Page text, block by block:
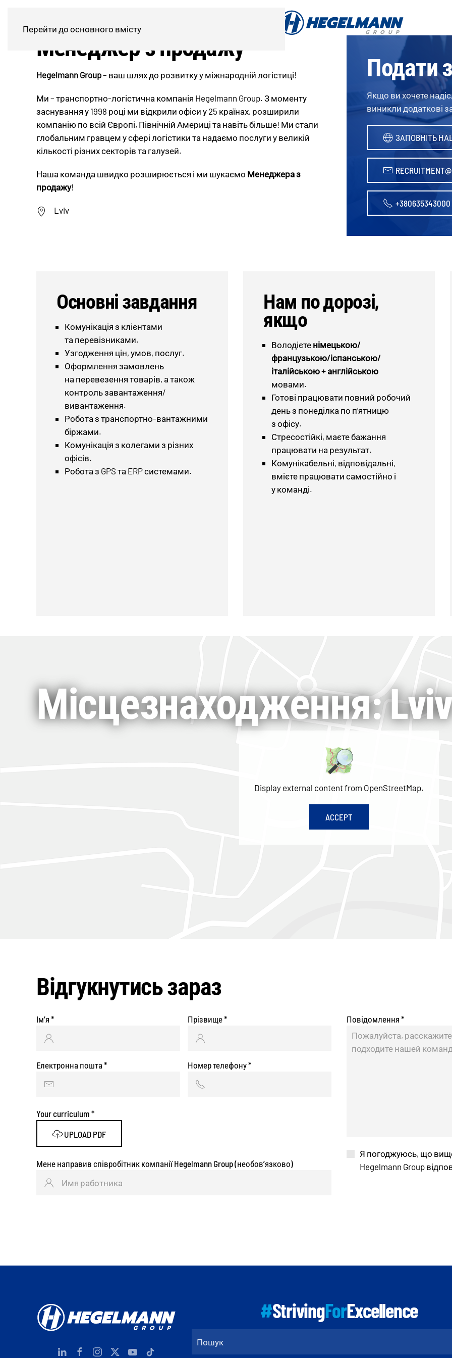
Перейти до основного вмісту
Менеджер з продажу
Hegelmann Group– ваш шлях до розвитку у міжнародній логістиці!
Ми – транспортно-логістична компанія Hegelmann Group. З моменту
заснування у 1998 році ми відкрили офіси у 25 країнах, розширили
компанію по всій Європі, Північній Америці та навіть більше! Ми стали
глобальним гравцем у сфері логістики та надаємо послуги у великій
кількості різних секторів та галузей.
Наша команда швидко розширюється і ми шукаємо Менеджера з
продажу!
Lviv
Подати
Якщо ви хочете
виникли додаткові
ЗАПОВНІТЬ
+380635343000
Основні завдання
Комунікація з клієнтами
та перевізниками.
Узгодження цін, умов, послуг.
Оформлення замовлень
на перевезення товарів, а також
контроль завантаження/
вивантаження.
Робота з транспортно-вантажними
біржами.
Комунікація з колегами з різних
офісів.
Робота з GPS та ERP системами.
Нам по дорозі,
якщо
Володієте німецькою/
французькою/іспанською/
італійською + англійською
мовами.
Готові працювати повний робочий
день з понеділка по п’ятницю
з офісу.
Стресостійкі, маєте бажання
працювати на результат.
Комунікабельні, відповідальні,
вмієте працювати самостійно і
у команді.
Місцезнаходження: Lviv
Display external content from OpenStreetMap.
ACCEPT
Відгукнутись зараз
Ім’я * Прізвище*
Електронна пошта * Номер телефону*
Your curriculum *
UPLOAD PDF
Мене направив співробітник компанії Hegelmann Group (необов’язково)
Повідомлення *
Я погоджуюсь, що
Hegelmann Group
#StrivingForExcellence